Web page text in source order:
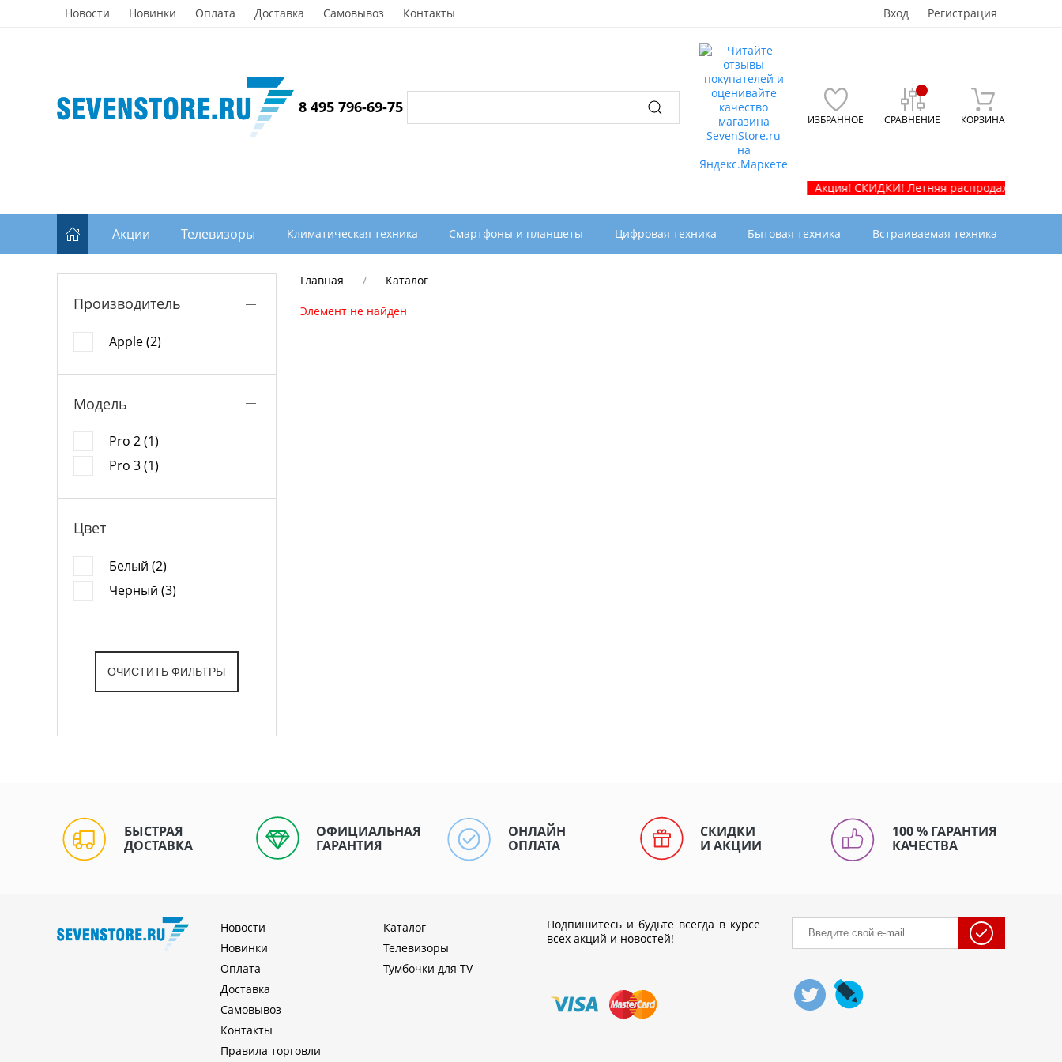
Новости Новинки Оплата Доставка Самовывоз Контакты Вход Регистрация
8 495 796-69-75
ИЗБРАННОЕ СРАВНЕНИЕ КОРЗИНА
Акция! СКИДКИ! Летняя распродажа
Акции Телевизоры Климатическая техника Смартфоны и планшеты Цифровая техника Бытовая техника Встраиваемая техника
Производитель
Apple (2)
Модель
Pro 2 (1)
Pro 3 (1)
Цвет
Белый (2)
Черный (3)
Главная Каталог
Элемент не найден
БЫСТРАЯ
ДОСТАВКА
ОФИЦИАЛЬНАЯ
ГАРАНТИЯ
ОНЛАЙН
ОПЛАТА
СКИДКИ
И АКЦИИ
100 % ГАРАНТИЯ
КАЧЕСТВА
Новости
Новинки
Оплата
Доставка
Самовывоз
Контакты
Правила торговли
Каталог
Телевизоры
Тумбочки для TV
Подпишитесь и будьте всегда в курсе
всех акций и новостей!